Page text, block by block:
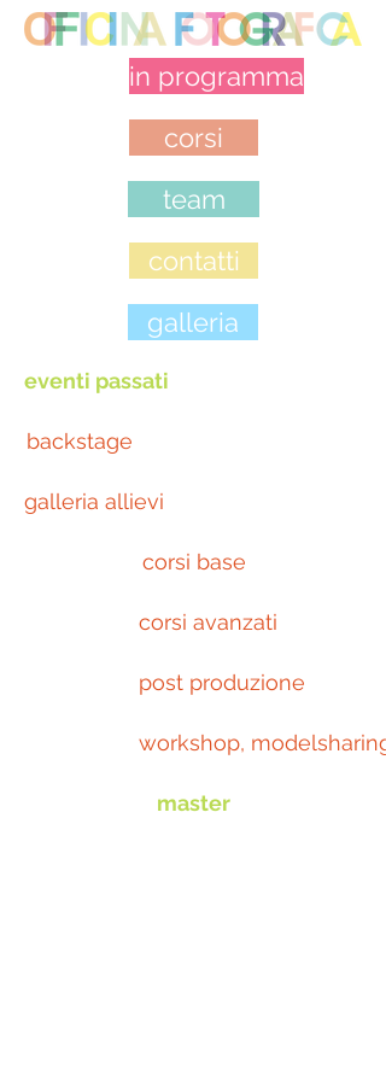
in programma
corsi
team
contatti
galleria
eventi passati
backstage
galleria allievi
corsi base
corsi avanzati
post produzione
workshop,
master